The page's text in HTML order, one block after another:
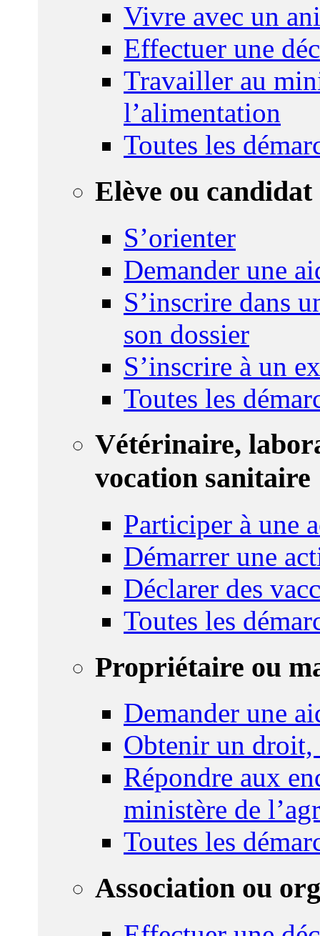
Vivre avec un
Effectuer une
Travailler au
l’alimentation
Toutes les
Elève ou candidat
S’orienter
Demander une
S’inscrire dans
son dossier
S’inscrire à un
Toutes les
Vétérinaire,
vocation sanitaire
Participer à une
Démarrer une
Déclarer des
Toutes les
Propriétaire ou
Demander une
Obtenir un droit,
Répondre aux
ministère de
Toutes les
Association ou